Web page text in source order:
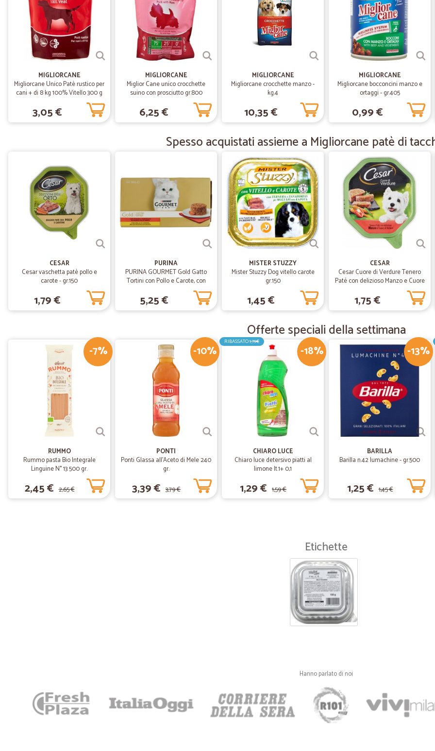
Puntuali buoni prodotti seri nella
— Trustpilot
Disponibilità e servizio ottimi.
—
Prodotti di ottima qualità
Prodotti di ottima qualità prezzi
—
Ottimi prezzi e prodotti lo
Ottimi prezzi e prodotti lo
—Stefania F.
puntuali
La consegna è stata puntuale
—Paola M.
Finora ho acquistato due volte,
—Ingrid M.
soddisfatta
MIGLIORCANE
Migliorcane Unico Patè rustico per
cani + di 8 kg 100% Vitello 300 g
3,05 €
MIGLIORCANE
Miglior Cane unico crocchette
suino con prosciutto gr.800
6,25 €
MIGLIORCANE
Migliorcane crocchette manzo -
kg.4
10,35 €
MIGLIORCANE
Migliorcane bocconcini manzo e
ortaggi - gr.405
0,99 €
Spesso acquistati assieme a Migliorcane patè di
CESAR
Cesar vaschetta patè pollo e
carote - gr.150
1,79 €
PURINA
PURINA GOURMET Gold Gatto
Tortini con Pollo e Carote, con
Manzo e Pomodori lattina 4x85 gr.
5,25 €
MISTER STUZZY
Mister Stuzzy Dog vitello carote
gr.150
1,45 €
CESAR
Cesar Cuore di Verdure Tenero
Paté con delizioso Manzo e Cuore
1,75 €
Offerte speciali della settimana
-7%
RUMMO
Rummo pasta Bio Integrale
Linguine N° 13 500 gr.
2,45 € 2,65 €
-10%
PONTI
Ponti Glassa all'Aceto di Mele 240
gr.
3,39 € 3,79 €
-18%
RIBASSATO1,79€
CHIARO LUCE
Chiaro luce detersivo piatti al
limone lt.1+ 0,1
1,29 € 1,59 €
-13%
BARILLA
Barilla n.42 lumachine - gr.500
1,25 € 1,45 €
Etichette
Hanno parlato di noi